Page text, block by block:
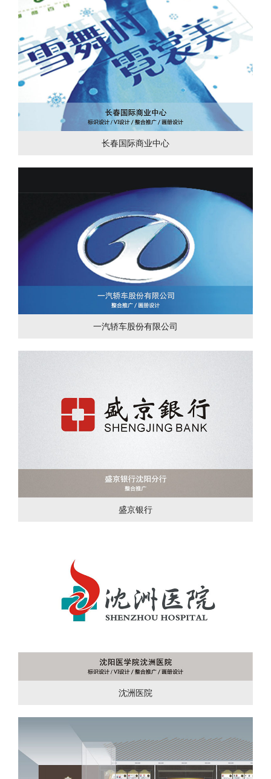
长春国际商业中心
一汽轿车股份有限公司
盛京银行
沈洲医院